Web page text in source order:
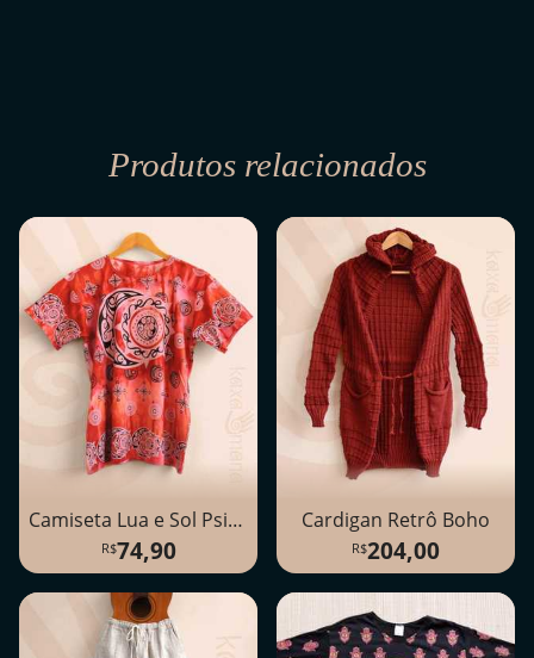
Produtos relacionados
Camiseta Lua e Sol Psicodélica
74,90
Cardigan Retrô Boho
204,00